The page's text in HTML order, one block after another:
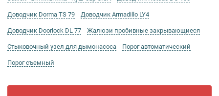
Доводчик Dorma TS 79 Доводчик Armadillo LY4
Доводчик Doorlock DL 77 Жалюзи пробивные закрывающиеся
Стыковочный узел для дымонасоса Порог автоматический
Порог съемный